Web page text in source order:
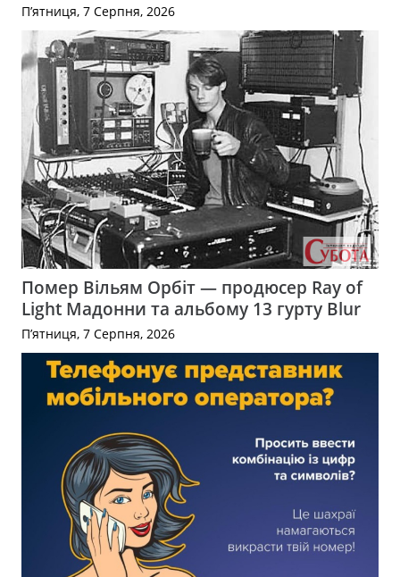
П’ятниця, 7 Серпня, 2026
Помер Вільям Орбіт — продюсер Ray of
Light Мадонни та альбому 13 гурту Blur
П’ятниця, 7 Серпня, 2026